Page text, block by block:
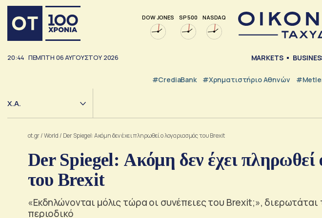
DOW JONES SP 500 NASDAQ
20:44 ΠΕΜΠΤΗ 06ΑΥΓΟΥΣΤΟΥ 2026 MARKETS
#CrediaBank #Χρηματιστήριο Αθηνών
Χ.Α.
ot.gr/World / Der Spiegel: Ακόμη δεν έχει πληρωθεί ο λογαριασμός του Brexit
Der Spiegel: Ακόμη δεν έχει πληρωθεί
του Brexit
«Εκδηλώνονται μόλις τώρα οι συνέπειες του Brexit;», διερωτάται
περιοδικό